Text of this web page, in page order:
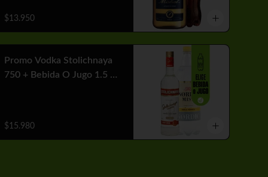
$13.950
Promo Vodka Stolichnaya
750 + Bebida O Jugo 1.5 Lt
$15.980